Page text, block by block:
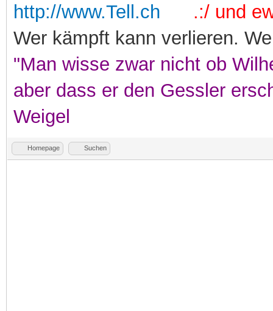
http://www.Tell.ch
.:/ und
Wer kämpft kann verlieren.
"Man wisse zwar nicht ob
aber dass er den Gessler
Weigel
Homepage Suchen